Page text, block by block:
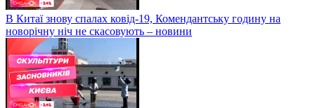
В Китаї знову спалах ковід-19, Комендантську годину на
новорічну ніч не скасовують – новини